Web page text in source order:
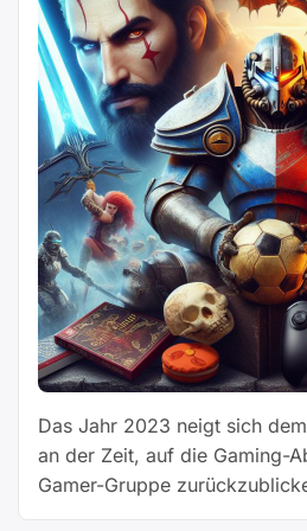
Das Jahr 2023 neigt sich
an der Zeit, auf die Gaming-
Gamer-Gruppe